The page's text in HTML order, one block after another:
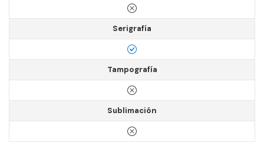
Serigrafía
Tampografía
Sublimación